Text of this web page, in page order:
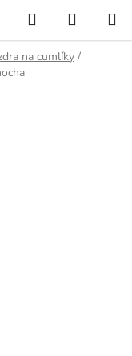
Hľadať
KOŠÍK
na cumlíky /